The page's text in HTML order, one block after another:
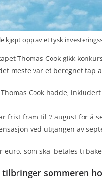
kjøpt opp av et tysk
Thomas Cook gikk
meste var et beregnet tap
Cook hadde,
frist fram til 2.august for å
ved utgangen av
som skal betales
tilbringer sommeren